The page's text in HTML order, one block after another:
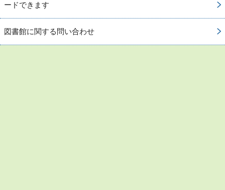
ードできます
図書館に関する問い合わせ